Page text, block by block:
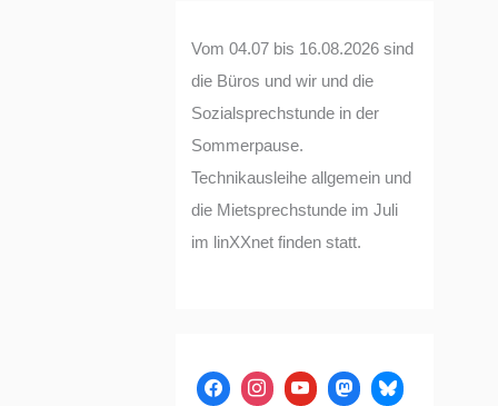
Vom 04.07 bis 16.08.2026 sind
die Büros und wir und die
Sozialsprechstunde in der
Sommerpause.
Technikausleihe allgemein und
die Mietsprechstunde im Juli
im linXXnet finden statt.